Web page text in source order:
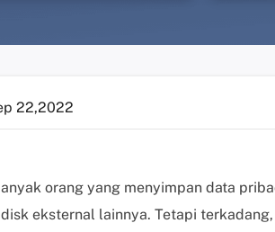
22,2022
orang yang menyimpan data
eksternal lainnya. Tetapi